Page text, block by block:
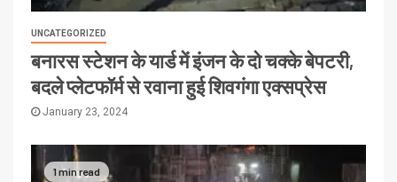
UNCATEGORIZED
बनारस स्टेशन के यार्ड में इंजन के दो चक्के बेपटरी,
बदले प्लेटफॉर्म से रवाना हुई शिवगंगा एक्सप्रेस
January 23, 2024
1 min read